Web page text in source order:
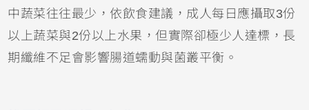
中蔬菜往往最少，依飲食建議，成人每日應攝取3份
以上蔬菜與2份以上水果，但實際卻極少人達標，長
期纖維不足會影響腸道蠕動與菌叢平衡。